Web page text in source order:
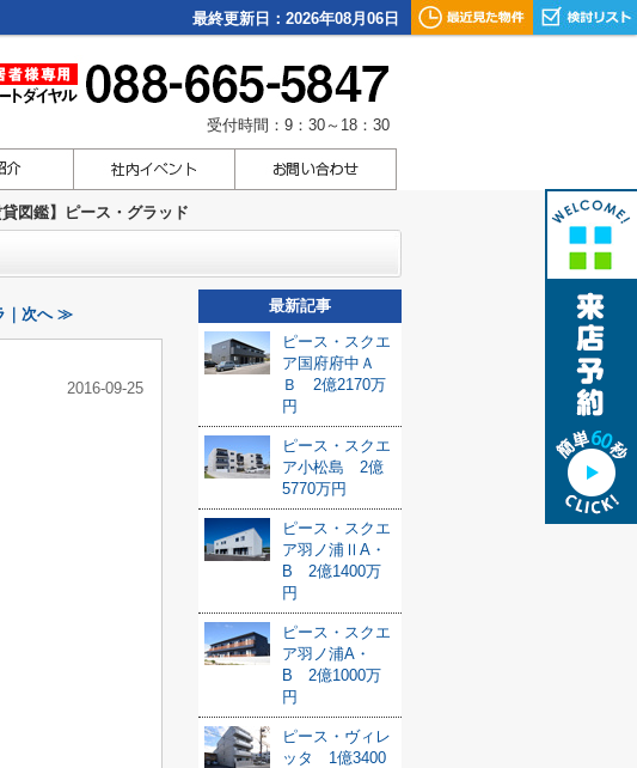
最終更新日：2026年08月06日
受付時間：9：30～18：30
貸図鑑】ピース・グラッド
｜次へ ≫
2016-09-25
最新記事
ピース・スクエ
ア国府府中Ａ
Ｂ 2億2170万
円
ピース・スクエ
ア小松島 2億
5770万円
ピース・スクエ
ア羽ノ浦ⅡA・
B 2億1400万
円
ピース・スクエ
ア羽ノ浦A・
B 2億1000万
円
ピース・ヴィレ
ッタ 1億3400